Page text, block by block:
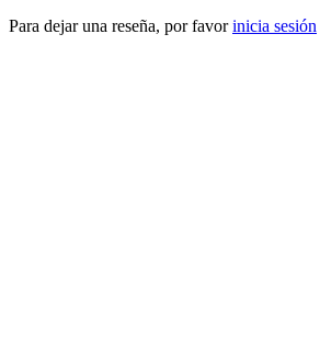
Para dejar una reseña, por favorinicia sesión